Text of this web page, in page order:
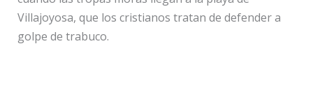
Villajoyosa, que los cristianos tratan de defender a
golpe de trabuco.